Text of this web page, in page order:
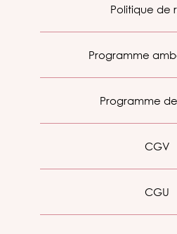
Politique de
Programme
Programme
CGV
CGU